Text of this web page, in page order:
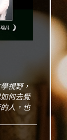
視野，
何去覺
人，也